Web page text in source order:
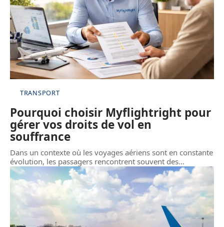
TRANSPORT
Pourquoi choisir Myflightright pour
gérer vos droits de vol en
souffrance
Dans un contexte où les voyages aériens sont en constante
évolution, les passagers rencontrent souvent des…